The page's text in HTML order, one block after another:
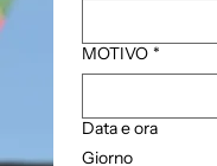
MOTIVO *
Data e ora
Giorno